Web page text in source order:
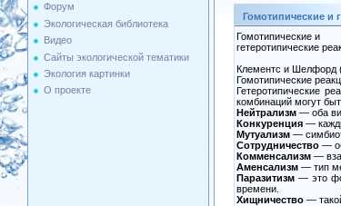
Форум
Экологическая библиотека
Видео
Сайты экологической тематики
Экология картинки
О проекте
Гомотипические и
Гомотипические и
гетеротипические
Клементс и Шелфорд
Гомотипические
Гетеротипические
комбинаций могут
Нейтрализм — оба
Конкуренция —
Мутуализм —
Сотрудничество —
Комменсализм —
Аменсализм — тип
Паразитизм — это
времени.
Хищничество —